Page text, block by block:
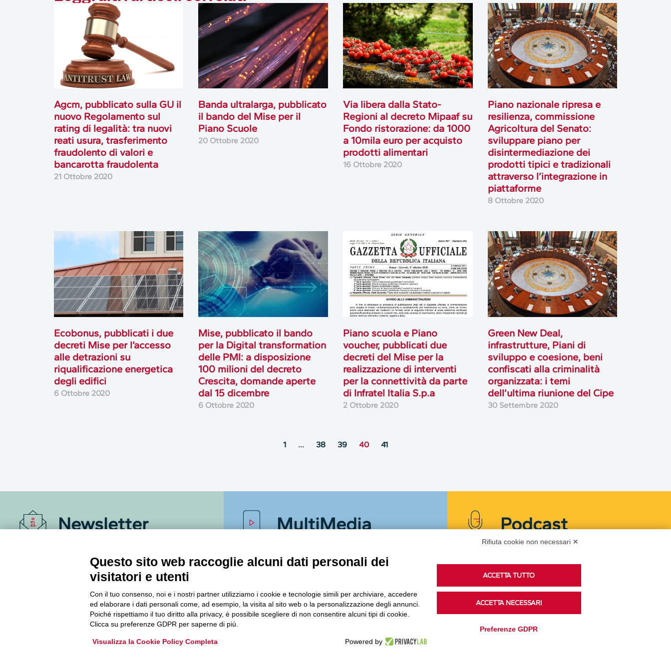
Agcm, pubblicato sulla GU il
nuovo Regolamento sul
rating di legalità: tra nuovi
reati usura, trasferimento
fraudolento di valori e
bancarotta fraudolenta
21 Ottobre 2020
Banda ultralarga, pubblicato
il bando del Mise per il
Piano Scuole
20 Ottobre 2020
Via libera dalla Stato-
Regioni al decreto Mipaaf su
Fondo ristorazione: da 1000
a 10mila euro per acquisto
prodotti alimentari
16 Ottobre 2020
Piano nazionale ripresa e
resilienza, commissione
Agricoltura del Senato:
sviluppare piano per
disintermediazione dei
prodotti tipici e tradizionali
attraverso l’integrazione in
piattaforme
8 Ottobre 2020
Ecobonus, pubblicati i due
decreti Mise per l’accesso
alle detrazioni su
riqualificazione energetica
degli edifici
6 Ottobre 2020
Mise, pubblicato il bando
per la Digital transformation
delle PMI: a disposizione
100 milioni del decreto
Crescita, domande aperte
dal 15 dicembre
6 Ottobre 2020
Piano scuola e Piano
voucher, pubblicati due
decreti del Mise per la
realizzazione di interventi
per la connettività da parte
di Infratel Italia S.p.a
2 Ottobre 2020
Green New Deal,
infrastrutture, Piani di
sviluppo e coesione, beni
confiscati alla criminalità
organizzata: i temi
dell’ultima riunione del Cipe
30 Settembre 2020
1 … 38 39 40 41
Newsletter
Informazioni per restare sempre aggiornati sul
mondo della cooperazione.
Archivio Newsletter
MultiMedia Podcast
su Spreaker.
Accedi alla sezione
Rifiuta cookie non necessari ✕
Questo sito web raccoglie alcuni dati personali dei
visitatori e utenti
Con il tuo consenso, noi e i nostri partner utilizziamo i cookie e tecnologie simili per archiviare, accedere
ed elaborare i dati personali come, ad esempio, la visita al sito web o la personalizzazione degli annunci.
Poiché rispettiamo il tuo diritto alla privacy, è possibile scegliere di non consentire alcuni tipi di cookie.
Clicca su preferenze GDPR per saperne di più.
Visualizza la Cookie Policy Completa Powered by
ACCETTA TUTTO
ACCETTA NECESSARI
Preferenze GDPR